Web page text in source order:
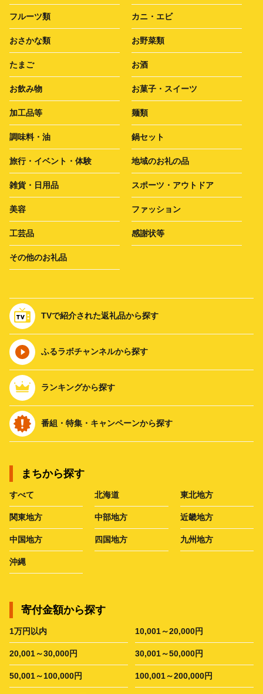
フルーツ類 カニ・エビ
おさかな類 お野菜類
たまご お酒
お飲み物 お菓子・スイーツ
加工品等 麺類
調味料・油 鍋セット
旅行・イベント・体験 地域のお礼の品
雑貨・日用品 スポーツ・アウトドア
美容 ファッション
工芸品 感謝状等
その他のお礼品
TVで紹介された返礼品から探す
ふるラボチャンネルから探す
ランキングから探す
番組・特集・キャンペーンから探す
まちから探す
すべて 北海道 東北地方
関東地方 中部地方 近畿地方
中国地方 四国地方 九州地方
沖縄
寄付金額から探す
1万円以内 10,001～20,000円
20,001～30,000円 30,001～50,000円
50,001～100,000円 100,001～200,000円